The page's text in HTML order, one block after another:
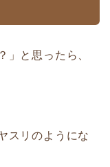
」と思ったら、
スリのようにな